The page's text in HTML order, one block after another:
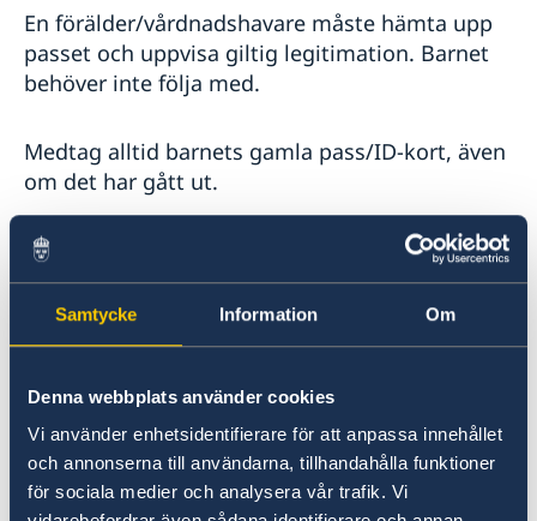
Samtycke Information Om
Denna webbplats använder cookies
Vi använder enhetsidentifierare för att anpassa innehållet
och annonserna till användarna, tillhandahålla funktioner
för sociala medier och analysera vår trafik. Vi
En förälder/vårdnadshavare måste hämta upp
passet och uppvisa giltig legitimation. Barnet
behöver inte följa med.
Medtag alltid barnets gamla pass/ID-kort, även
om det har gått ut.
Hämta ditt nya pass/ID-kort -
tidsbokning och besökstider
När din nya handling anlänt till den
du att få en e-post som bekräftar detta.
Hämta ut pass/körkort på ambassaden i
Washington DC under ordinarie öppettider